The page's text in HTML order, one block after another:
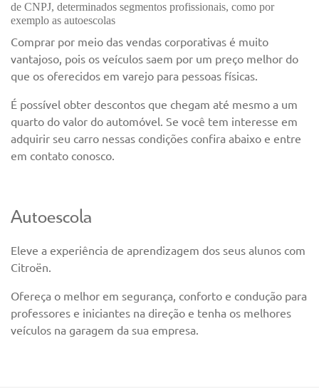
de CNPJ, determinados segmentos profissionais, como por
exemplo as autoescolas
Comprar por meio das vendas corporativas é muito
vantajoso, pois os veículos saem por um preço melhor do
que os oferecidos em varejo para pessoas físicas.
É possível obter descontos que chegam até mesmo a um
quarto do valor do automóvel. Se você tem interesse em
adquirir seu carro nessas condições confira abaixo e entre
em contato conosco.
Autoescola
Eleve a experiência de aprendizagem dos seus alunos com
Citroën.
Ofereça o melhor em segurança, conforto e condução para
professores e iniciantes na direção e tenha os melhores
veículos na garagem da sua empresa.